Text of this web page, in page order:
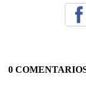
0